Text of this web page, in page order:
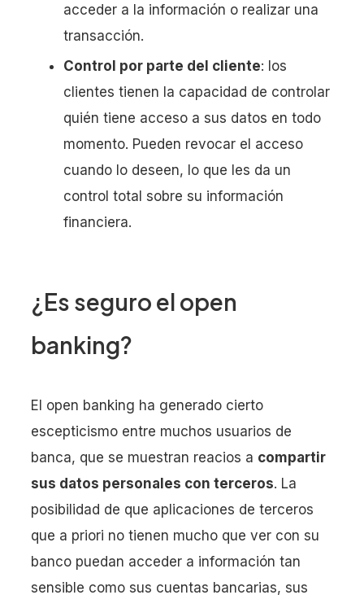
acceder a la información o realizar una
transacción.
Control por parte del cliente: los
clientes tienen la capacidad de controlar
quién tiene acceso a sus datos en todo
momento. Pueden revocar el acceso
cuando lo deseen, lo que les da un
control total sobre su información
financiera.
¿Es seguro el open
banking?
El open banking ha generado cierto
escepticismo entre muchos usuarios de
banca, que se muestran reacios a compartir
sus datos personales con terceros. La
posibilidad de que aplicaciones de terceros
que a priori no tienen mucho que ver con su
banco puedan acceder a información tan
sensible como sus cuentas bancarias, sus